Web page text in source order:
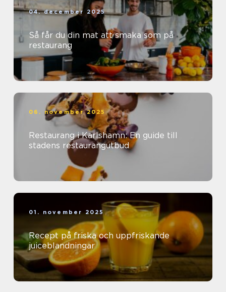
04. december 2025
Så får du din mat att smaka som på
restaurang
06. november 2025
Restaurang i Karlshamn: En guide till
stadens restaurangutbud
01. november 2025
Recept på friska och uppfriskande
juiceblandningar